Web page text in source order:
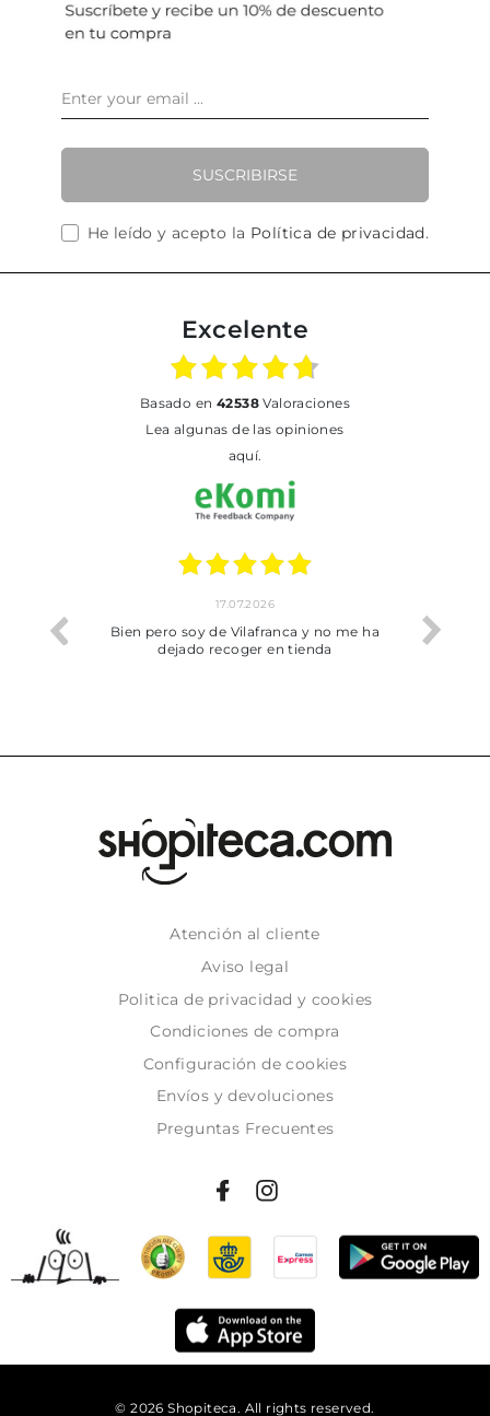
SUSCRIBIRSE
He leído y acepto la Política de privacidad.
Excelente
basado en 42538Valoraciones
Lea algunas de las opiniones
aquí.
trobat
17.07.2026
Bien pero soy de Vilafranca y no me ha
dejado recoger en tienda
Atención al cliente
Aviso legal
Politica de privacidad y cookies
Condiciones de compra
Configuración de cookies
Envíos y devoluciones
Preguntas Frecuentes
© 2026 Shopiteca. All rights reserved.